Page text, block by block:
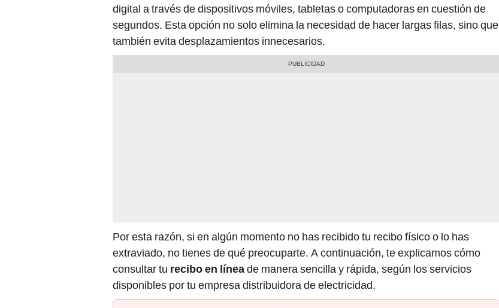
digital a través de dispositivos móviles, tabletas o computadoras en cuestión de
segundos. Esta opción no solo elimina la necesidad de hacer largas filas, sino que
también evita desplazamientos innecesarios.
Por esta razón, si en algún momento no has recibido tu recibo físico o lo has
extraviado, no tienes de qué preocuparte. A continuación, te explicamos cómo
consultar tu recibo en líneade manera sencilla y rápida, según los servicios
disponibles por tu empresa distribuidora de electricidad.